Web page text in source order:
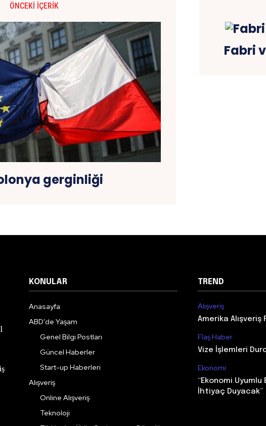
ÖNCEKI İÇERIK
gerginliği
Fabri
KONULAR
Anasayfa
ABD’de Yaşam
Genel Bilgi Postları
Güncel Haberler
Start-up Haberleri
Alışveriş
Online Alışveriş
Teknoloji
TREND
Alışveriş
Amerika Alışveriş
Flaş Haber
Vize İşlemleri
Ekonomi
“Ekonomi Uyumlu
İhtiyaç Duyacak”